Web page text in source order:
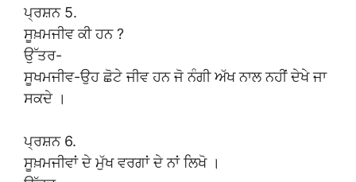
ਪ੍ਰਸ਼ਨ 5.
ਸੂਖ਼ਮਜੀਵ ਕੀ ਹਨ ?
ਉੱਤਰ-
ਸੂਖਮਜੀਵ-ਉਹ ਛੋਟੇ ਜੀਵ ਹਨ ਜੋ ਨੰਗੀ ਅੱਖ ਨਾਲ ਨਹੀਂ ਦੇਖੇ ਜਾ
ਸਕਦੇ ।
ਪ੍ਰਸ਼ਨ 6.
ਸੂਖ਼ਮਜੀਵਾਂ ਦੇ ਮੁੱਖ ਵਰਗਾਂ ਦੇ ਨਾਂ ਲਿਖੋ ।